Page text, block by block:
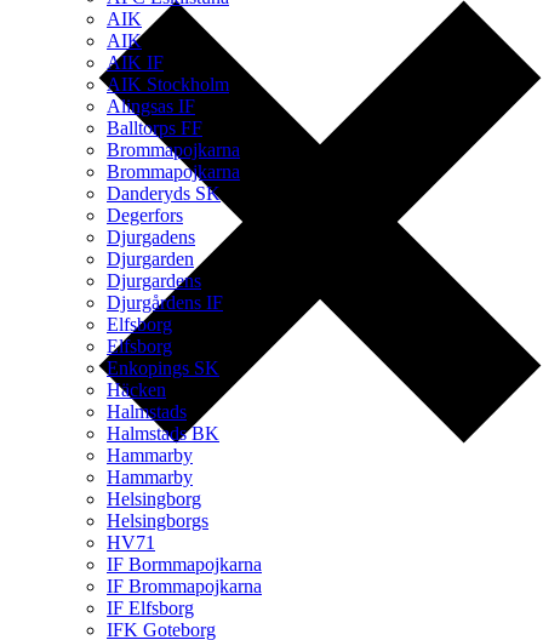
AIK
AIK
AIK IF
AIK Stockholm
Alingsas IF
Balltorps FF
Brommapojkarna
Brommapojkarna
Danderyds SK
Degerfors
Djurgadens
Djurgarden
Djurgardens
Djurgårdens IF
Elfsborg
Elfsborg
Enkopings SK
Häcken
Halmstads
Halmstads BK
Hammarby
Hammarby
Helsingborg
Helsingborgs
HV71
IF Bormmapojkarna
IF Brommapojkarna
IF Elfsborg
IFK Goteborg